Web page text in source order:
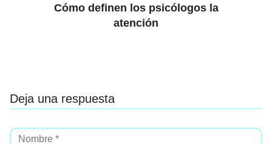
Cómo definen los psicólogos la
atención
Deja una respuesta